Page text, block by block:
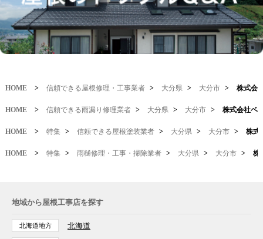
HOME > 信頼できる屋根修理・工事業者 > 大分県 > 大分市 > 株式会
HOME > 信頼できる雨漏り修理業者 > 大分県 > 大分市 > 株式会社ベ
HOME > 特集 > 信頼できる屋根塗装業者 > 大分県 > 大分市 > 株式
HOME > 特集 > 雨樋修理・工事・掃除業者 > 大分県 > 大分市 > 株
地域から屋根工事店を探す
北海道地方 北海道